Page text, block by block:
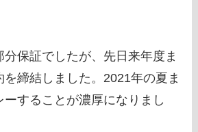
保証でしたが、先日来年度ま
締結しました。2021年の夏ま
することが濃厚になりまし